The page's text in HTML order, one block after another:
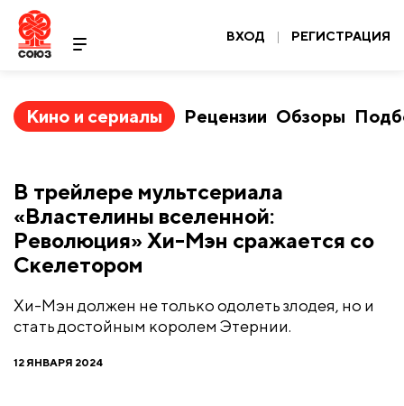
ВХОД | РЕГИСТРАЦИЯ
Кино и сериалы Рецензии Обзоры
В трейлере мультсериала
«Властелины вселенной:
Революция» Хи-Мэн сражается со
Скелетором
Хи-Мэн должен не только одолеть злодея, но и
стать достойным королем Этернии.
12 ЯНВАРЯ 2024